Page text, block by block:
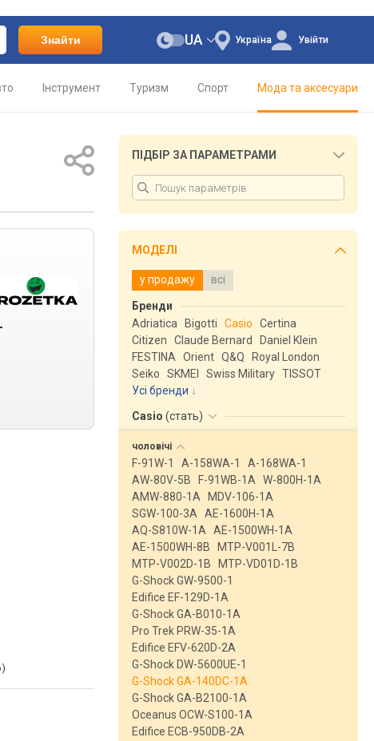
Знайти Україна
UA Увійти
Інструмент Туризм Спорт Мода та аксесуари
ПІДБІР ЗА ПАРАМЕТРАМИ
МОДЕЛІ
у продажу всі
Бренди
Adriatica
Bigotti Casio
Certina
Citizen
Claude Bernard
Daniel Klein
FESTINA
Orient Q&Q
Royal London
Seiko
SKMEI Swiss Military TISSOT
Усі бренди
Casio (стать)
чоловічі
F-91W-1 A-158WA-1
A-168WA-1
AW-80V-5B
F-91WB-1A
W-800H-1A
AMW-880-1A
MDV-106-1A
SGW-100-3A
AE-1600H-1A
AQ-S810W-1A
AE-1500WH-1A
AE-1500WH-8B
MTP-V001L-7B
MTP-V002D-1B
MTP-VD01D-1B
G-Shock GW-9500-1
Edifice EF-129D-1A
G-Shock GA-B010-1A
Pro Trek PRW-35-1A
Edifice EFV-620D-2A
G-Shock DW-5600UE-1
G-Shock GA-140DC-1A
G-Shock GA-B2100-1A
Oceanus OCW-S100-1A
Edifice ECB-950DB-2A